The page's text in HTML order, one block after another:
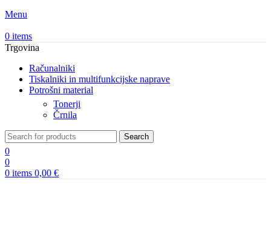
Menu
0 items
Trgovina
Računalniki
Tiskalniki in multifunkcijske naprave
Potrošni material
Tonerji
Črnila
Search
0
0
0 items 0,00 €